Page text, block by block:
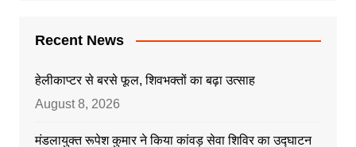
Recent News
हेलीकाप्टर से बरसे फूल, शिवभक्तों का बढ़ा उत्साह
August 8, 2026
मंडलायुक्त रूपेश कुमार ने किया कांवड़ सेवा शिविर का उद्घाटन